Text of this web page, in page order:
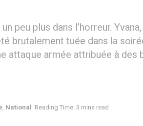
peu plus dans l’horreur.
brutalement tuée dans la
attaque armée attribuée à des
, National Reading Time: 3 mins read